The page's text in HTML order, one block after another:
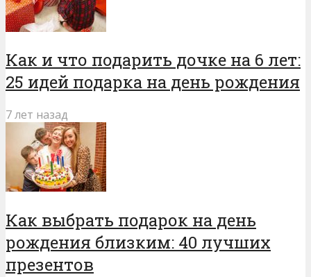
Как и что подарить дочке на 6 лет:
25 идей подарка на день рождения
7 лет назад
Как выбрать подарок на день
рождения близким: 40 лучших
презентов